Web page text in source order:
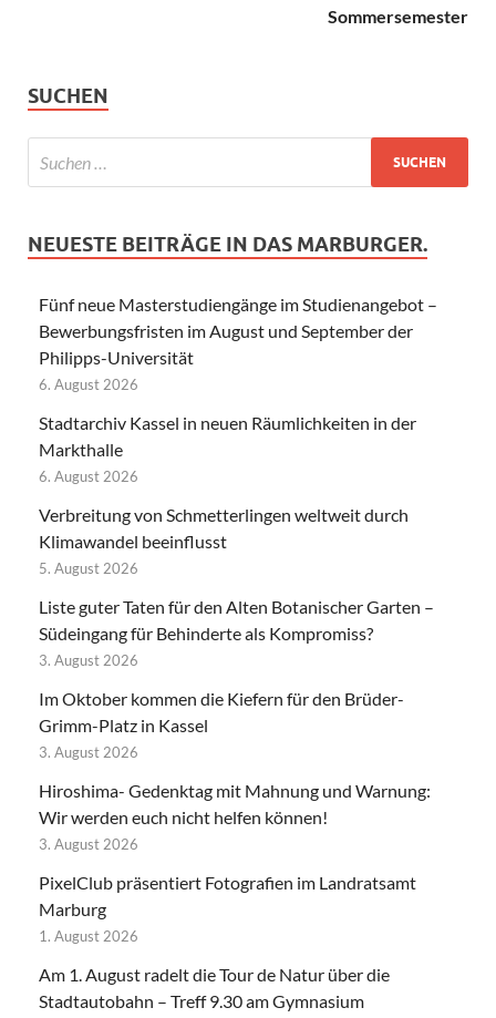
Sommersemester
SUCHEN
NEUESTE BEITRÄGE IN DAS MARBURGER.
Fünf neue Masterstudiengänge im Studienangebot –
Bewerbungsfristen im August und September der
Philipps-Universität
6. August 2026
Stadtarchiv Kassel in neuen Räumlichkeiten in der
Markthalle
6. August 2026
Verbreitung von Schmetterlingen weltweit durch
Klimawandel beeinflusst
5. August 2026
Liste guter Taten für den Alten Botanischer Garten –
Südeingang für Behinderte als Kompromiss?
3. August 2026
Im Oktober kommen die Kiefern für den Brüder-
Grimm-Platz in Kassel
3. August 2026
Hiroshima- Gedenktag mit Mahnung und Warnung:
Wir werden euch nicht helfen können!
3. August 2026
PixelClub präsentiert Fotografien im Landratsamt
Marburg
1. August 2026
Am 1. August radelt die Tour de Natur über die
Stadtautobahn – Treff 9.30 am Gymnasium